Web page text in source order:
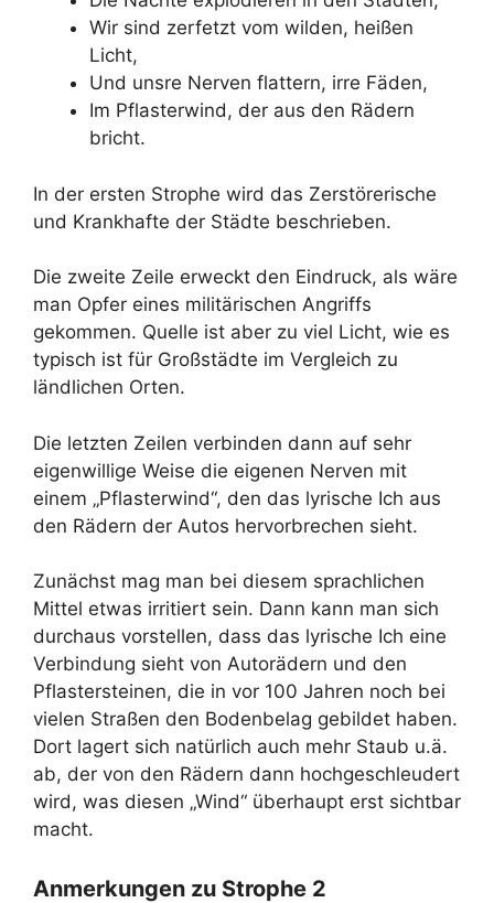
Wir sind zerfetzt vom wilden, heißen
Licht,
Und unsre Nerven flattern, irre Fäden,
Im Pflasterwind, der aus den Rädern
bricht.
In der ersten Strophe wird das Zerstörerische
und Krankhafte der Städte beschrieben.
Die zweite Zeile erweckt den Eindruck, als wäre
man Opfer eines militärischen Angriffs
gekommen. Quelle ist aber zu viel Licht, wie es
typisch ist für Großstädte im Vergleich zu
ländlichen Orten.
Die letzten Zeilen verbinden dann auf sehr
eigenwillige Weise die eigenen Nerven mit
einem „Pflasterwind“, den das lyrische Ich aus
den Rädern der Autos hervorbrechen sieht.
Zunächst mag man bei diesem sprachlichen
Mittel etwas irritiert sein. Dann kann man sich
durchaus vorstellen, dass das lyrische Ich eine
Verbindung sieht von Autorädern und den
Pflastersteinen, die in vor 100 Jahren noch bei
vielen Straßen den Bodenbelag gebildet haben.
Dort lagert sich natürlich auch mehr Staub u.ä.
ab, der von den Rädern dann hochgeschleudert
wird, was diesen „Wind“ überhaupt erst sichtbar
macht.
Anmerkungen zu Strophe 2